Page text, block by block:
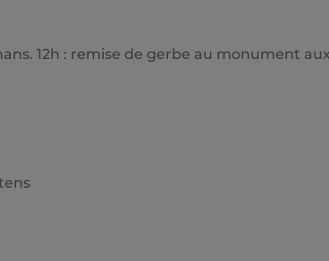
12h : remise de gerbe au monument